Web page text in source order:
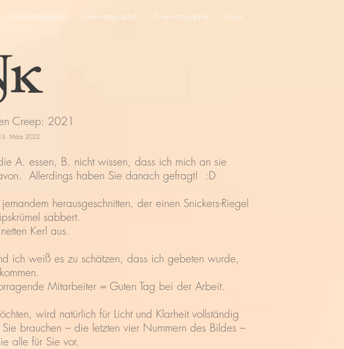
Kinematographie Kinematographie Kinematographie More
Creep: 2021
März 2022
A. essen, B. nicht wissen, dass ich mich an sie
Allerdings haben Sie danach gefragt! :D
herausgeschnitten, der einen Snickers-Riegel
sabbert.
Kerl aus.
ich weiß es zu schätzen, dass ich gebeten wurde,
Mitarbeiter = Guten Tag bei der Arbeit.
wird natürlich für Licht und Klarheit vollständig
brauchen – die letzten vier Nummern des Bildes –
alle für Sie vor.